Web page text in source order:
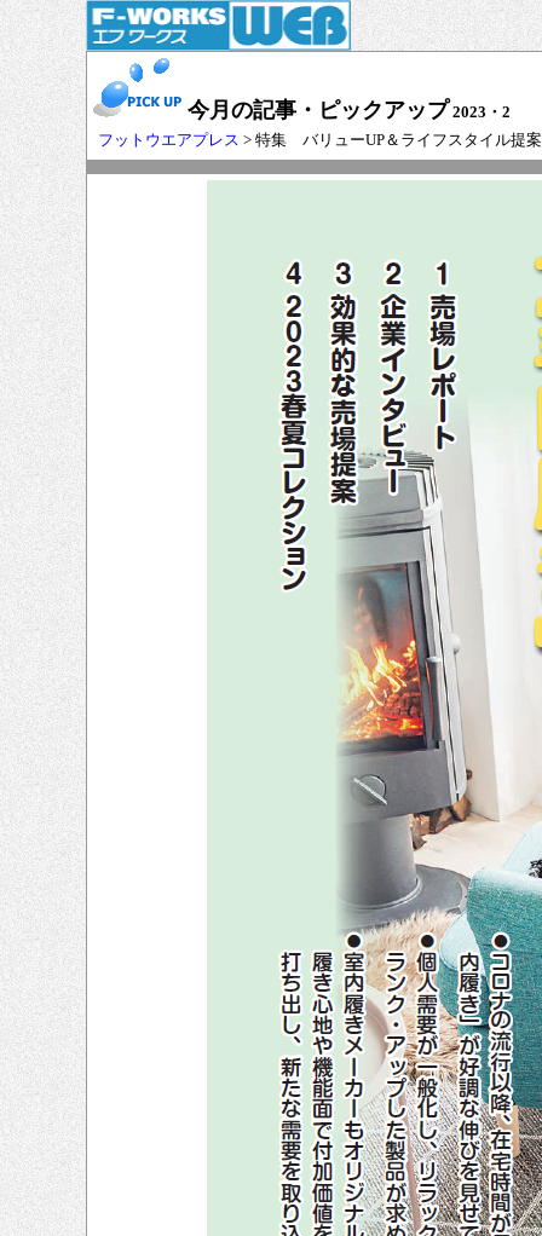
今月の記事・ピックアップ 2023・2
フットウエアプレス > 特集 バリューUP＆ライフスタイル提